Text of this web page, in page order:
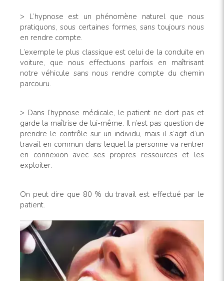
> L’hypnose est un phénomène naturel que nous
pratiquons, sous certaines formes, sans toujours nous
en rendre compte.
L’exemple le plus classique est celui de la conduite en
voiture, que nous effectuons parfois en maîtrisant
notre véhicule sans nous rendre compte du chemin
parcouru.
> Dans l’hypnose médicale, le patient ne dort pas et
garde la maîtrise de lui-même. Il n’est pas question de
prendre le contrôle sur un individu, mais il s’agit d’un
travail en commun dans lequel la personne va rentrer
en connexion avec ses propres ressources et les
exploiter.
On peut dire que 80 % du travail est effectué par le
patient.